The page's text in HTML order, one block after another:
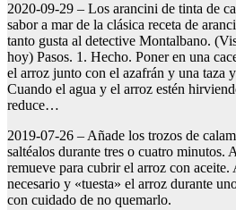
2020-09-29 – Los arancini de tinta de
sabor a mar de la clásica receta de
tanto gusta al detective Montalbano.
hoy) Pasos. 1. Hecho. Poner en una
el arroz junto con el azafrán y una taza
Cuando el agua y el arroz estén
reduce…
2019-07-26 – Añade los trozos de
saltéalos durante tres o cuatro minutos.
remueve para cubrir el arroz con aceite.
necesario y «tuesta» el arroz durante
con cuidado de no quemarlo.